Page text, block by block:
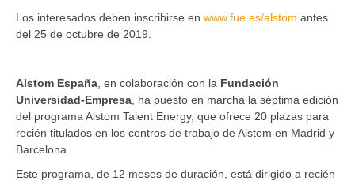
Los interesados deben inscribirse en www.fue.es/alstom antes
del 25 de octubre de 2019.
Alstom España , en colaboración con la Fundación
Universidad-Empresa , ha puesto en marcha la séptima edición
del programa Alstom Talent Energy, que ofrece 20 plazas para
recién titulados en los centros de trabajo de Alstom en Madrid y
Barcelona.
Este programa, de 12 meses de duración, está dirigido a recién